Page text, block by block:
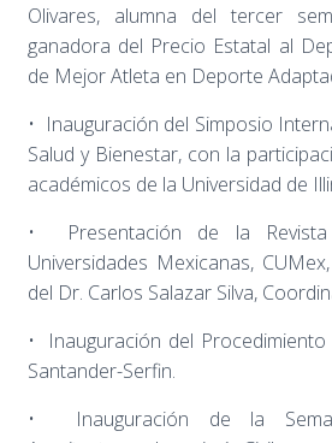
Olivares, alumna del tercer
ganadora del Precio Estatal al
de Mejor Atleta en Deporte
• Inauguración del Simposio
Salud y Bienestar, con la
académicos de la Universidad de
• Presentación de la
Universidades Mexicanas,
del Dr. Carlos Salazar Silva,
• Inauguración del Procedimiento
Santander-Serfin.
• Inauguración de la